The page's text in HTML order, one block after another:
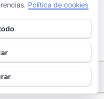
Mateos
Política de cookies